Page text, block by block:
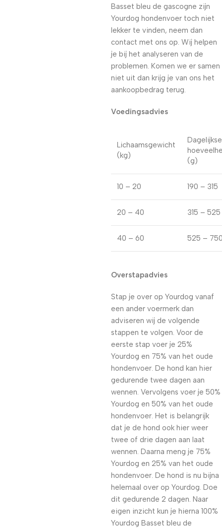
Basset bleu de gascogne zijn
Yourdog hondenvoer toch niet
lekker te vinden, neem dan
contact met ons op. Wij helpen
je bij het analyseren van de
problemen. Komen we er samen
niet uit dan krijg je van ons het
aankoopbedrag terug.
Voedingsadvies
Lichaamsgewicht
(kg)
Dagelijkse
(g)
10 – 20 190 – 315
20 – 40 315 – 525
40 – 60 525 –
Overstapadvies
Stap je over op Yourdog vanaf
een ander voermerk dan
adviseren wij de volgende
stappen te volgen. Voor de
eerste stap voer je 25%
Yourdog en 75% van het oude
hondenvoer. De hond kan hier
gedurende twee dagen aan
wennen. Vervolgens voer je 50%
Yourdog en 50% van het oude
hondenvoer. Het is belangrijk
dat je de hond ook hier weer
twee of drie dagen aan laat
wennen. Daarna meng je 75%
Yourdog en 25% van het oude
hondenvoer. De hond is nu bijna
helemaal over op Yourdog. Doe
dit gedurende 2 dagen. Naar
eigen inzicht kun je hierna 100%
Yourdog Basset bleu de